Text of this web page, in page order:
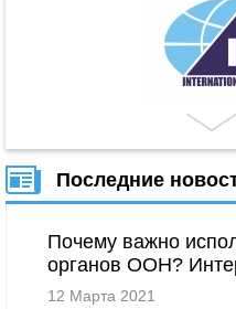
Последние
Почему важно
органов ООН?
Амангельды
12 Марта 2021